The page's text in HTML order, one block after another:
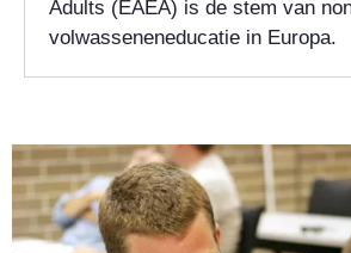
Adults (EAEA) is de stem van
volwasseneneducatie in Europa.